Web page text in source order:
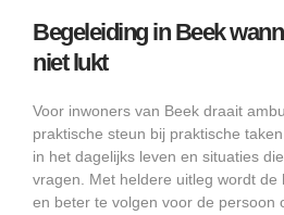
Begeleiding in Beek
niet lukt
Voor inwoners van Beek draait
praktische steun bij praktische
in het dagelijks leven en situaties
vragen. Met heldere uitleg wordt de
en beter te volgen voor de persoon